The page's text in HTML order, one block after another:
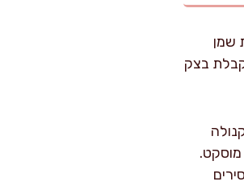
שמן
קבלת בצק
מוסקט.
מסירים